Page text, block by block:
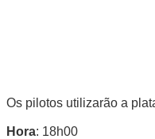
Os pilotos utilizarão a
Hora: 18h00